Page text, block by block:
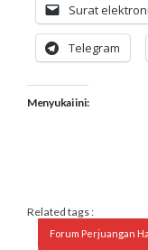
Surat
Telegram
Menyukai ini:
Related tags :
Forum Perjuangan